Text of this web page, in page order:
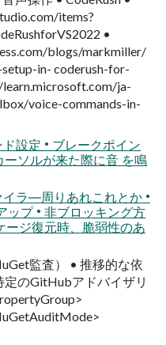
items?
•
blogs/markmiller/
in- coderush-for-
ja-
voice-commands-in-
設定 • ブレークポイン
ーソルが来た際に音 を鳴
イラ―周りあれこれとか •
ップ • 非ブロッキング方
ジ復元時、脆弱性のあ
監査） • 推移的な依
のGitHubアドバイザリ